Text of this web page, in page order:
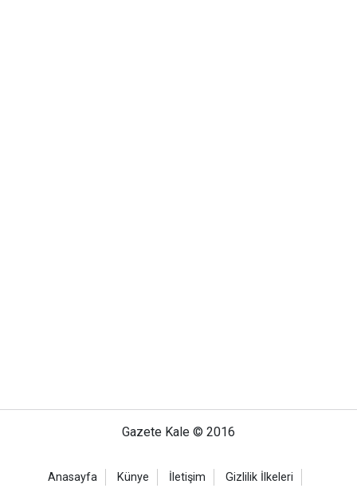
Gazete Kale © 2016
Anasayfa Künye İletişim Gizlilik İlkeleri